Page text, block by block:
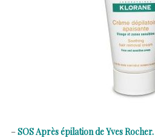
–SOS Après épilation de Yves Rocher.